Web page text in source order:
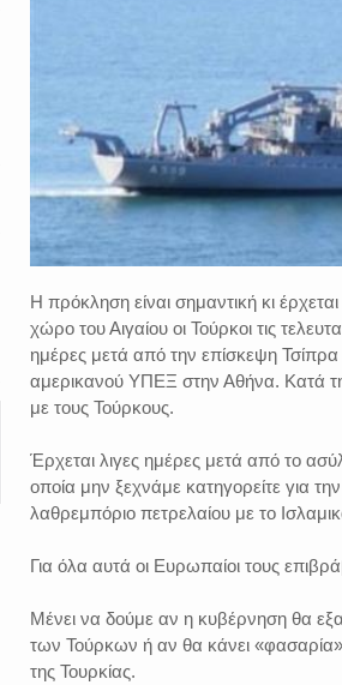
Η πρόκληση είναι σημαντική κι
χώρο του Αιγαίου οι Τούρκοι τις
ημέρες μετά από την επίσκεψη
αμερικανού ΥΠΕΞ στην Αθήνα. Κατά
με τους Τούρκους.
Έρχεται λιγες ημέρες μετά από το
οποία μην ξεχνάμε κατηγορείτε για
λαθρεμπόριο πετρελαίου με το
Για όλα αυτά οι Ευρωπαίοι τους
Μένει να δούμε αν η κυβέρνηση θα
των Τούρκων ή αν θα κάνει
της Τουρκίας.